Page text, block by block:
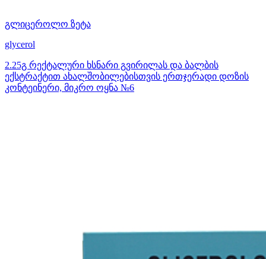
გლიცეროლო ზეტა
glycerol
2.25გ რექტალური ხსნარი გვირილას და ბალბის
ექსტრაქტით ახალშობილებისთვის ერთჯერადი დოზის
კონტეინერი, მიკრო ოყნა №6